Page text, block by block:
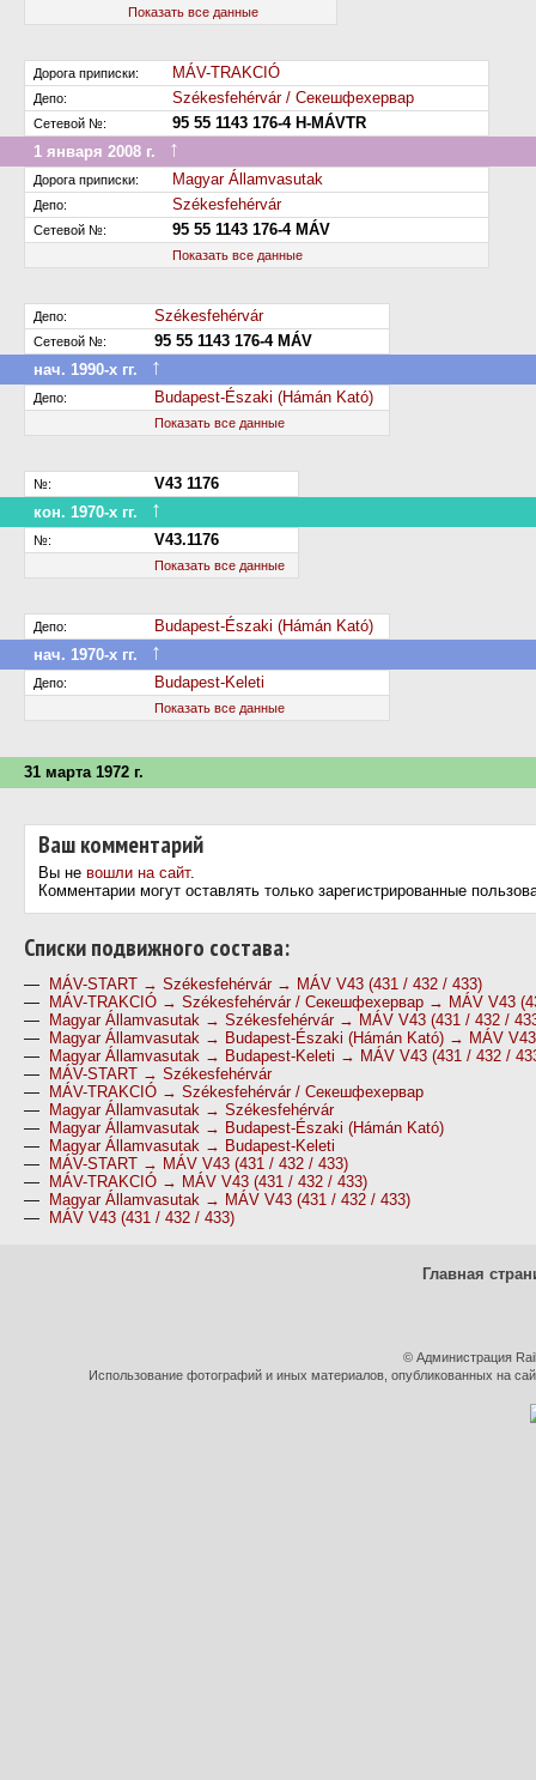
Показать все данные
Дорога приписки: MÁV-TRAKCIÓ
Депо: Székesfehérvár / Секешфехервар
Сетевой №:
95 55 1143 176-4 H-MÁVTR
1 января 2008 г.
↑
Дорога приписки: Magyar Államvasutak
Депо: Székesfehérvár
Сетевой №: 95 55 1143 176-4 MÁV
Показать все данные
Депо: Székesfehérvár
Сетевой №:
95 55 1143 176-4 MÁV
нач. 1990-х гг.
↑
Депо: Budapest-Északi (Hámán Kató)
Показать все данные
№:
V43 1176
кон. 1970-х гг.
↑
№: V43.1176
Показать все данные
Депо:
Budapest-Északi (Hámán Kató)
нач. 1970-х гг.
↑
Депо: Budapest-Keleti
Показать все данные
31 марта 1972 г.
Ваш комментарий
Вы не вошли на сайт.
Комментарии могут оставлять только зарегистрированные
Cписки подвижного состава:
—
MÁV-START → Székesfehérvár → MÁV V43 (431 / 432 / 433)
—
MÁV-TRAKCIÓ → Székesfehérvár / Секешфехервар → MÁV V43
—
Magyar Államvasutak → Székesfehérvár → MÁV V43 (431 / 432 /
—
Magyar Államvasutak → Budapest-Északi (Hámán Kató) → MÁV
—
Magyar Államvasutak → Budapest-Keleti → MÁV V43 (431 / 432 /
—
MÁV-START → Székesfehérvár
—
MÁV-TRAKCIÓ → Székesfehérvár / Секешфехервар
—
Magyar Államvasutak → Székesfehérvár
—
Magyar Államvasutak → Budapest-Északi (Hámán Kató)
—
Magyar Államvasutak → Budapest-Keleti
—
MÁV-START → MÁV V43 (431 / 432 / 433)
—
MÁV-TRAKCIÓ → MÁV V43 (431 / 432 / 433)
—
Magyar Államvasutak → MÁV V43 (431 / 432 / 433)
—
MÁV V43 (431 / 432 / 433)
Главная
© Администрация
Использование фотографий и иных материалов, опубликованных на